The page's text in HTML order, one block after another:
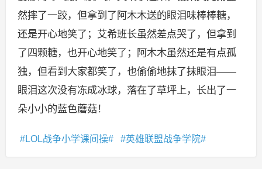
然摔了一跤，但拿到了阿木木送的眼泪味棒棒糖，
还是开心地笑了；艾希班长虽然差点哭了，但拿到
了四颗糖，也开心地笑了；阿木木虽然还是有点孤
独，但看到大家都笑了，也偷偷地抹了抹眼泪——
眼泪这次没有冻成冰球，落在了草坪上，长出了一
朵小小的蓝色蘑菇！
LOL战争小学课间操 英雄联盟战争学院